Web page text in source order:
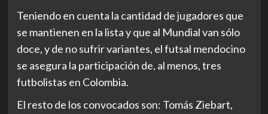
Teniendo en cuenta la cantidad de jugadores que
se mantienen en la lista y que al Mundial van sólo
doce, y de no sufrir variantes, el futsal mendocino
se asegura la participación de, al menos, tres
futbolistas en Colombia.
El resto de los convocados son: Tomás Ziebart,